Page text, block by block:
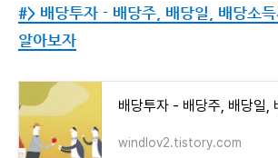
#> 배당투자 - 배당주, 배당일, 배당소
알아보자
windlov2.tistory.com